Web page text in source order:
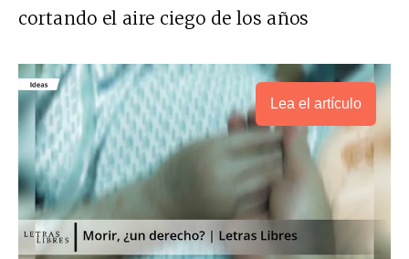
cortando el aire ciego de los años
Lea el artículo